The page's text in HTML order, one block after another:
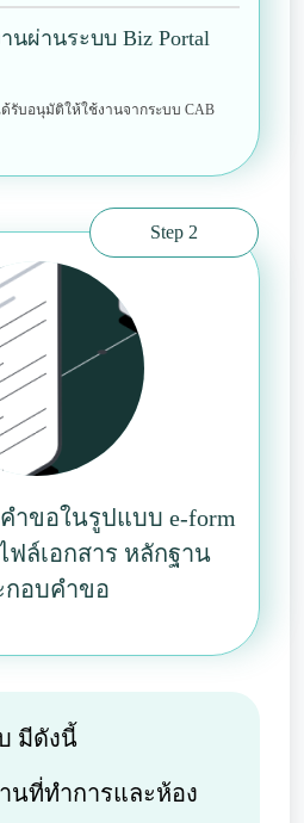
นผ่านระบบ Biz Portal
รับอนุมัติให้ใช้งานจากระบบ CAB
Step 2
ำขอในรูปแบบ e-form
ล์เอกสาร หลักฐาน
กอบคำขอ
มีดังนี้
นที่ทำการและห้อง